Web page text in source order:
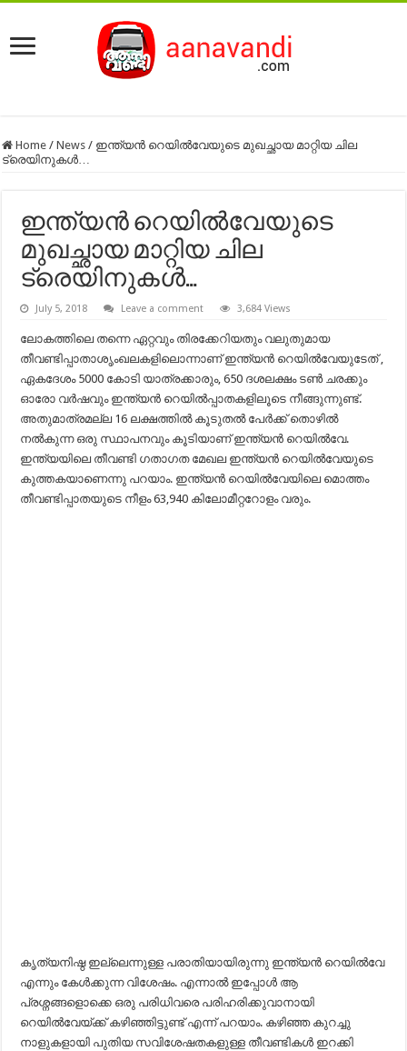
Home / News / ഇന്ത്യൻ റെയിൽവേയുടെ മുഖച്ഛായ മാറ്റിയ ചില
ട്രെയിനുകൾ…
ഇന്ത്യൻ റെയിൽവേയുടെ
മുഖച്ഛായ മാറ്റിയ ചില
ട്രെയിനുകൾ…
July 5, 2018 Leave a comment 3,684 Views
ലോകത്തിലെ തന്നെ ഏറ്റവും തിരക്കേറിയതും വലുതുമായ
തീവണ്ടിപ്പാതാശൃംഖലകളിലൊന്നാണ് ഇന്ത്യൻ റെയിൽവേയുടേത് ,
ഏകദേശം 5000 കോടി‍ യാത്രക്കാരും, 650 ദശലക്ഷം ടൺ ചരക്കും
ഓരോ വർഷവും ഇന്ത്യൻ റെയിൽപ്പാതകളിലൂടെ നീങ്ങുന്നുണ്ട്.
അതുമാത്രമല്ല 16 ലക്ഷത്തിൽ കൂടുതൽ പേർക്ക് തൊഴിൽ
നൽകുന്ന ഒരു സ്ഥാപനവും കൂടിയാണ് ഇന്ത്യൻ റെയിൽവേ.
ഇന്ത്യയിലെ തീവണ്ടി ഗതാഗത മേഖല ഇന്ത്യൻ റെയിൽവേയുടെ
കുത്തകയാ‍ണെന്നു പറയാം. ഇന്ത്യൻ റെയിൽവേയിലെ മൊത്തം
തീവണ്ടിപ്പാതയുടെ നീളം 63,940 കിലോമീറ്ററോളം വരും.
കൃത്യനിഷ്ഠ ഇല്ലെന്നുള്ള പരാതിയായിരുന്നു ഇന്ത്യൻ റെയിൽവേ
എന്നും കേൾക്കുന്ന വിശേഷം. എന്നാൽ ഇപ്പോൾ ആ
പ്രശ്നങ്ങളൊക്കെ ഒരു പരിധിവരെ പരിഹരിക്കുവാനായി
റെയിൽവേയ്ക്ക് കഴിഞ്ഞിട്ടുണ്ട് എന്ന് പറയാം. കഴിഞ്ഞ കുറച്ചു
നാളുകളായി പുതിയ സവിശേഷതകളുള്ള തീവണ്ടികൾ ഇറക്കി